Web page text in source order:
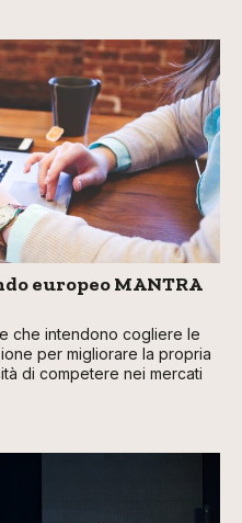
europeo MANTRA
che intendono cogliere le
per migliorare la propria
di competere nei mercati